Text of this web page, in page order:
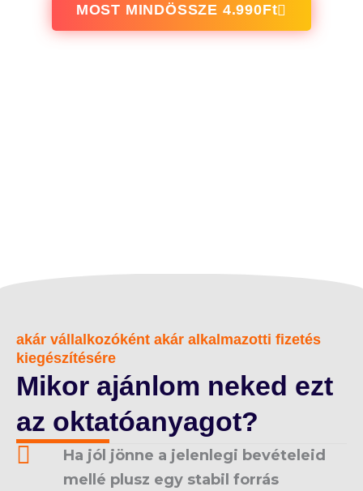
MOST MINDÖSSZE 4.990Ft
akár vállalkozóként akár alkalmazotti fizetés
kiegészítésére
Mikor ajánlom neked ezt
az oktatóanyagot?
Ha jól jönne a jelenlegi bevételeid
mellé plusz egy stabil forrás